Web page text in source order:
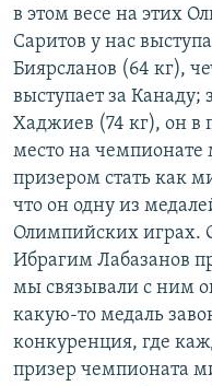
в этом весе на этих
Саритов у нас
Биярсланов (64 кг),
выступает за
Хаджиев (74 кг), он в
место на
призером стать как
что он одну из
Олимпийских играх.
Ибрагим Лабазанов
мы связывали с ним
какую-то медаль
конкуренция, где
призер чемпионата